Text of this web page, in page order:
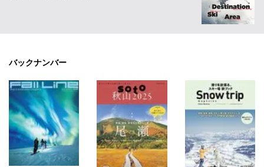
バックナンバー